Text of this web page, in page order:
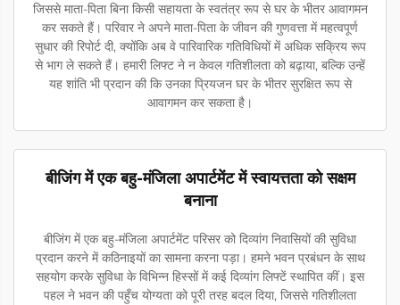
जिससे माता-पिता बिना किसी सहायता के स्वतंत्र रूप से घर के भीतर आवागमन
कर सकते हैं। परिवार ने अपने माता-पिता के जीवन की गुणवत्ता में महत्वपूर्ण
सुधार की रिपोर्ट दी, क्योंकि अब वे पारिवारिक गतिविधियों में अधिक सक्रिय रूप
से भाग ले सकते हैं। हमारी लिफ्ट ने न केवल गतिशीलता को बढ़ाया, बल्कि उन्हें
यह शांति भी प्रदान की कि उनका प्रियजन घर के भीतर सुरक्षित रूप से
आवागमन कर सकता है।
बीजिंग में एक बहु-मंजिला अपार्टमेंट में स्वायत्तता को सक्षम
बनाना
बीजिंग में एक बहु-मंजिला अपार्टमेंट परिसर को दिव्यांग निवासियों की सुविधा
प्रदान करने में कठिनाइयों का सामना करना पड़ा। हमने भवन प्रबंधन के साथ
सहयोग करके सुविधा के विभिन्न हिस्सों में कई दिव्यांग लिफ्टें स्थापित कीं। इस
पहल ने भवन की पहुँच योग्यता को पूरी तरह बदल दिया, जिससे गतिशीलता